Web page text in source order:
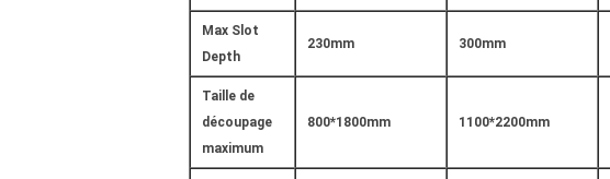
Max Slot
Depth
230mm 300mm
Taille de
découpage
maximum
800*1800mm 1100*2200mm